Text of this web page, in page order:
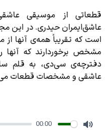
قطعاتی ا‌ز موسیقی
عاشق‌ایمران حیدری. در این
است که تقریباً همه‌ی آنها از
مشخص برخوردارند که آنها
دفترچه‌ی سی‌دی، به قلم
عاشقی و مشخصات قطعات
00:00